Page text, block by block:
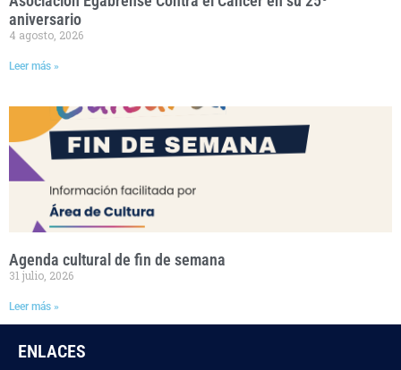
aniversario
4 agosto, 2026
Leer más »
Agenda cultural de fin de semana
31 julio, 2026
Leer más »
ENLACES